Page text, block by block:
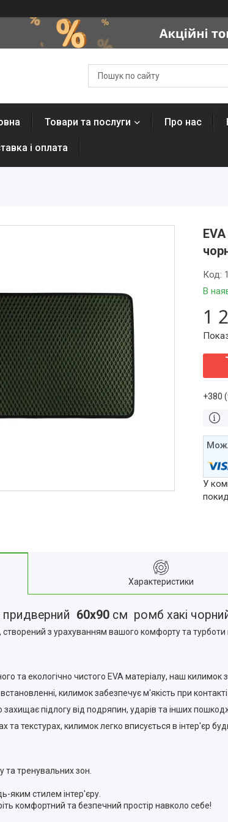
Товари та послуги Про нас
і оплата
В
Код:
1
+380
У
Характеристики
60x90 см ромб хакі
з урахуванням вашого комфорту та
та екологічно чистого EVA матеріалу, наш
килимок забезпечує м'якість при
підлогу від подряпин, ударів та інших
та текстурах, килимок легко вписується в інтер'єр
та тренувальних зон.
яким стилем інтер'єру.
комфортний та безпечний простір навколо себе!